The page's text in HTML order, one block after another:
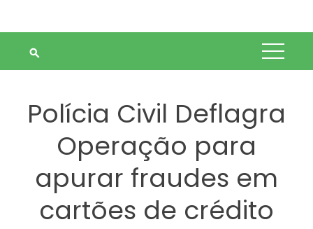
Polícia Civil Deflagra
Operação para
apurar fraudes em
cartões de crédito